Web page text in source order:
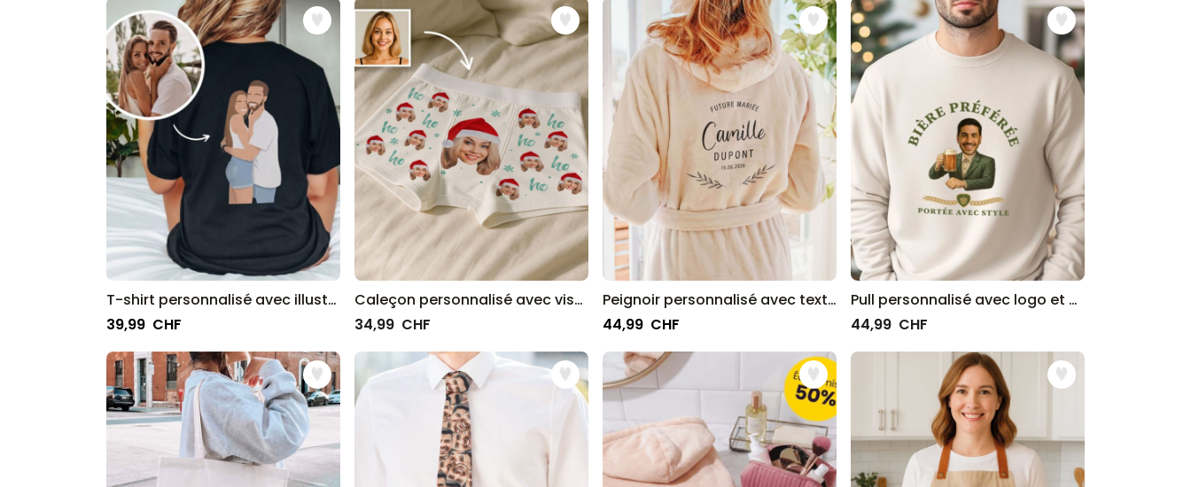
T-shirt personnalisé avec illustration
39,99 CHF
Caleçon personnalisé avec visage et bonnet de Noël
34,99 CHF
Peignoir personnalisé avec texte et couronne de laurier
44,99 CHF
Pull personnalisé avec logo et visage
44,99 CHF